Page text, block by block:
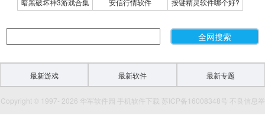
全系列软件下载-adobe
器下载合集
暗黑破坏神3游戏合集 安信行情软件
按键精灵软件哪个好?
最新游戏 最新软件 最新专题
Copyright © 1997- 2026 华军软件园 手机软件下载 苏ICP备16008348号 不良信息举